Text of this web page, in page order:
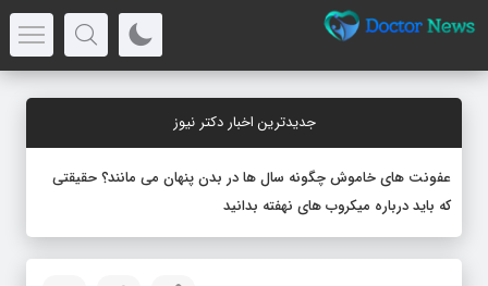
جدیدترین اخبار دکتر نیوز
عفونت های خاموش چگونه سال ها در بدن پنهان می مانند؟ حقیقتی
که باید درباره میکروب های نهفته بدانید